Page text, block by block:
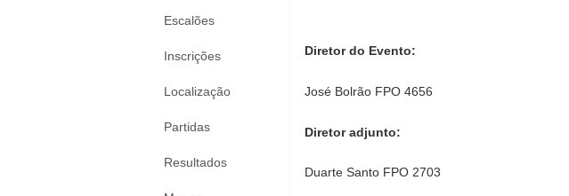
Escalões
Inscrições
Localização
Partidas
Resultados
Diretor do Evento:
José Bolrão FPO 4656
Diretor adjunto:
Duarte Santo FPO 2703